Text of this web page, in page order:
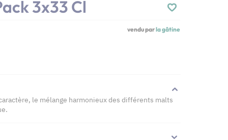
3x33 Cl
vendu parla gâtine
le mélange harmonieux des différents malts